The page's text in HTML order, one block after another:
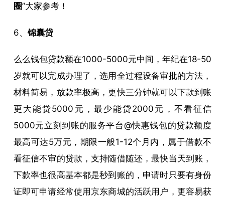
圈”大家参考！
6、 锦囊贷
么么钱包贷款额在1000-5000元中间，年纪在18-50
岁就可以完成办理了，选用全过程设备审批的方法，
材料简易，放款率极高，更快三分钟就可以下款到账
更大能贷5000元，最少能贷2000元，不看征信
5000元立刻到账的服务平台@快惠钱包的贷款额度
最高可达5万元，期限一般1-12个月内，属于借款不
看征信不审的贷款，支持随借随还，最快当天到账，
下款率也很高基本都是秒到账的，申请时只要有身份
证即可申请经常使用京东商城的活跃用户，更容易获